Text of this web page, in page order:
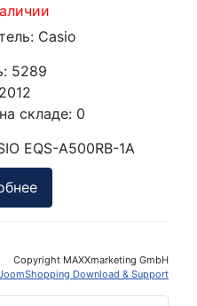
Casio
5289
2012
складе: 0
EQS-A500RB-1A
Copyright MAXXmarketing GmbH
Download & Support